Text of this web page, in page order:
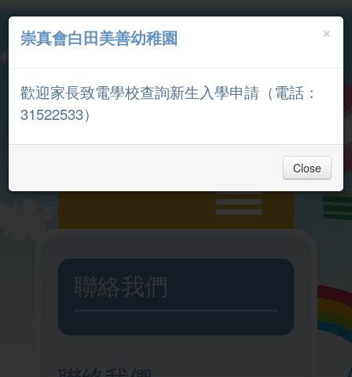
×
崇真會白田美善幼稚園
歡迎家長致電學校查詢新生入學申請（電話：
31522533）
Close
主頁
我們的學校
聯絡我們